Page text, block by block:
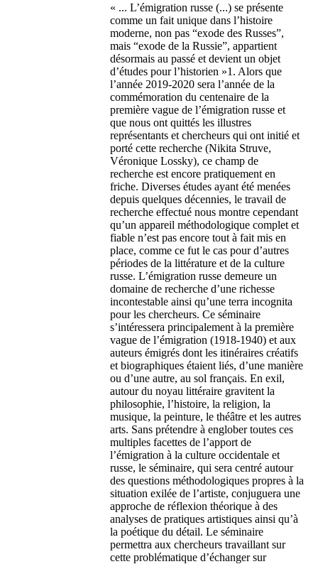
« ... L’émigration russe (...) se présente
comme un fait unique dans l’histoire
moderne, non pas “exode des Russes”,
mais “exode de la Russie”, appartient
désormais au passé et devient un objet
d’études pour l’historien »1. Alors que
l’année 2019-2020 sera l’année de la
commémoration du centenaire de la
première vague de l’émigration russe et
que nous ont quittés les illustres
représentants et chercheurs qui ont initié et
porté cette recherche (Nikita Struve,
Véronique Lossky), ce champ de
recherche est encore pratiquement en
friche. Diverses études ayant été menées
depuis quelques décennies, le travail de
recherche effectué nous montre cependant
qu’un appareil méthodologique complet et
fiable n’est pas encore tout à fait mis en
place, comme ce fut le cas pour d’autres
périodes de la littérature et de la culture
russe. L’émigration russe demeure un
domaine de recherche d’une richesse
incontestable ainsi qu’une terra incognita
pour les chercheurs. Ce séminaire
s’intéressera principalement à la première
vague de l’émigration (1918-1940) et aux
auteurs émigrés dont les itinéraires créatifs
et biographiques étaient liés, d’une manière
ou d’une autre, au sol français. En exil,
autour du noyau littéraire gravitent la
philosophie, l’histoire, la religion, la
musique, la peinture, le théâtre et les autres
arts. Sans prétendre à englober toutes ces
multiples facettes de l’apport de
l’émigration à la culture occidentale et
russe, le séminaire, qui sera centré autour
des questions méthodologiques propres à la
situation exilée de l’artiste, conjuguera une
approche de réflexion théorique à des
analyses de pratiques artistiques ainsi qu’à
la poétique du détail. Le séminaire
permettra aux chercheurs travaillant sur
cette problématique d’échanger sur